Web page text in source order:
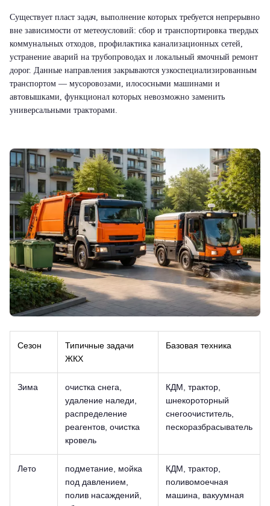
Существует пласт задач, выполнение которых требуется непрерывно
вне зависимости от метеоусловий: сбор и транспортировка твердых
коммунальных отходов, профилактика канализационных сетей,
устранение аварий на трубопроводах и локальный ямочный ремонт
дорог. Данные направления закрываются узкоспециализированным
транспортом — мусоровозами, илососными машинами и
автовышками, функционал которых невозможно заменить
универсальными тракторами.
Сезон
Типичные задачи
ЖКХ
Базовая техника
Зима
очистка снега,
удаление наледи,
распределение
реагентов, очистка
кровель
КДМ, трактор,
шнекороторный
снегоочиститель,
пескоразбрасыватель
Лето
подметание, мойка
под давлением,
полив насаждений,
КДМ, трактор,
поливомоечная
машина, вакуумная